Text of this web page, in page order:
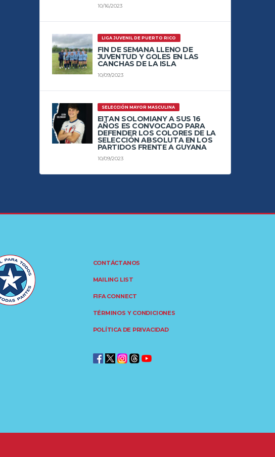
10/16/2023
LIGA JUVENIL DE PUERTO RICO
FIN DE SEMANA LLENO DE
JUVENTUD Y GOLES EN LAS
CANCHAS DE LA ISLA
10/09/2023
SELECCIÓN MAYOR MASCULINA
EITAN SOLOMIANY A SUS 16
AÑOS ES CONVOCADO PARA
DEFENDER LOS COLORES DE LA
SELECCIÓN ABSOLUTA EN LOS
PARTIDOS FRENTE A GUYANA
10/09/2023
CONTÁCTANOS
MAILING LIST
FIFA CONNECT
TÉRMINOS Y CONDICIONES
POLÍTICA DE PRIVACIDAD